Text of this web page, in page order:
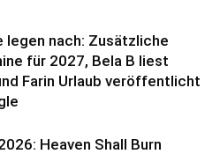
legen nach: Zusätzliche
für 2027, Bela B liest
Farin Urlaub veröffentlicht
Heaven Shall Burn